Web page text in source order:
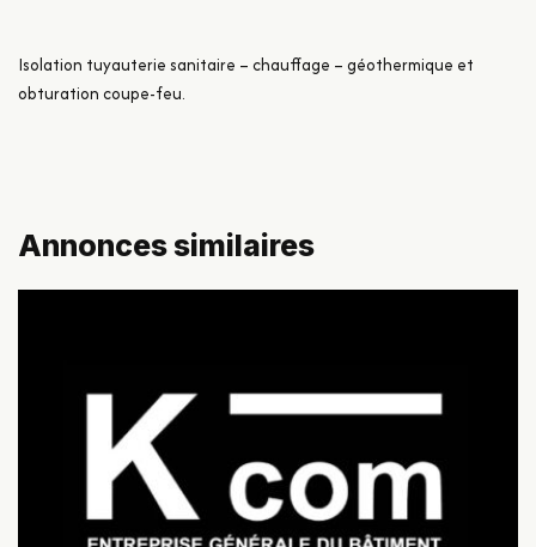
Isolation tuyauterie sanitaire – chauffage – géothermique et
obturation coupe-feu.
Annonces similaires